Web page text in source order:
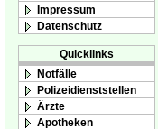
Impressum
Datenschutz
Quicklinks
Notfälle
Polizeidienststellen
Ärzte
Apotheken